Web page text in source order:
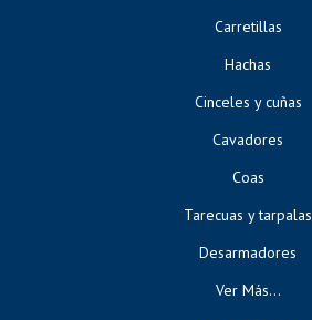
Carretillas
Hachas
Cinceles y cuñas
Cavadores
Coas
Tarecuas y tarpalas
Desarmadores
Ver Más...